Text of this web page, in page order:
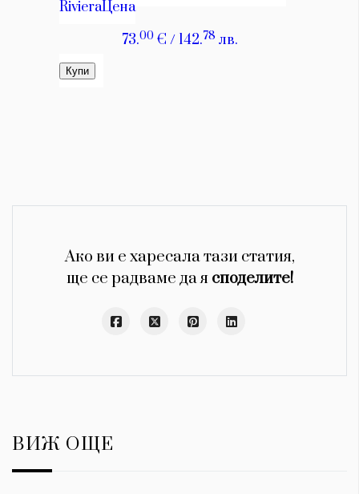
Ако ви е харесала тази статия,
ще се радваме да я споделите!
ВИЖ ОЩЕ